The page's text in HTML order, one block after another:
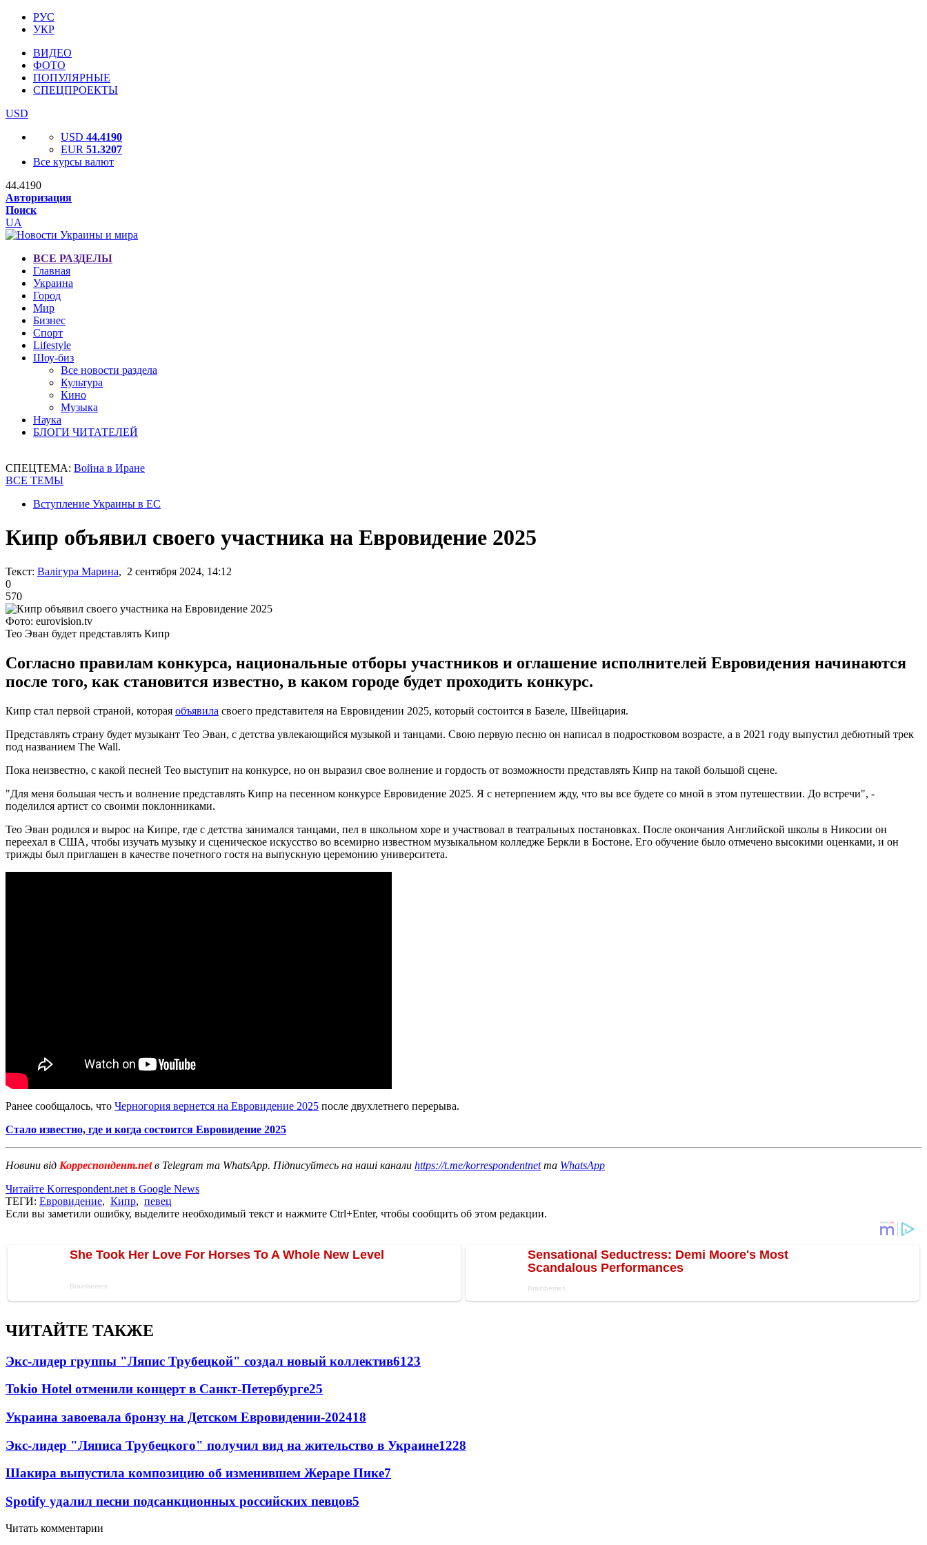
РУС
УКР
ВИДЕО
ФОТО
ПОПУЛЯРНЫЕ
СПЕЦПРОЕКТЫ
USD
USD 44.4190
EUR 51.3207
Все курсы валют
44.4190
Авторизация
Поиск
UA
ВСЕ РАЗДЕЛЫ
Главная
Украина
Город
Мир
Бизнес
Спорт
Lifestyle
Шоу-биз
Все новости раздела
Культура
Кино
Музыка
Наука
БЛОГИ ЧИТАТЕЛЕЙ
СПЕЦТЕМА: Война в Иране
ВСЕ ТЕМЫ
Вступление Украины в ЕС
Кипр объявил своего участника на Евровидение 2025
Текст: Валігура Марина, 2 сентября 2024, 14:12
0
570
Фото: eurovision.tv
Тео Эван будет представлять Кипр
Согласно правилам конкурса, национальные отборы участников и оглашение исполнителей Евровидения начинаются
после того, как становится известно, в каком городе будет проходить конкурс.
Кипр стал первой страной, которая объявила своего представителя на Евровидении 2025, который состоится в Базеле, Швейцария.
Представлять страну будет музыкант Тео Эван, с детства увлекающийся музыкой и танцами. Свою первую песню он написал в подростковом возрасте, а в 2021 году выпустил дебютный трек
под названием The Wall.
Пока неизвестно, с какой песней Тео выступит на конкурсе, но он выразил свое волнение и гордость от возможности представлять Кипр на такой большой сцене.
"Для меня большая честь и волнение представлять Кипр на песенном конкурсе Евровидение 2025. Я с нетерпением жду, что вы все будете со мной в этом путешествии. До встречи", -
поделился артист со своими поклонниками.
Тео Эван родился и вырос на Кипре, где с детства занимался танцами, пел в школьном хоре и участвовал в театральных постановках. После окончания Английской школы в Никосии он
переехал в США, чтобы изучать музыку и сценическое искусство во всемирно известном музыкальном колледже Беркли в Бостоне. Его обучение было отмечено высокими оценками, и он
трижды был приглашен в качестве почетного гостя на выпускную церемонию университета.
Ранее сообщалось, что Черногория вернется на Евровидение 2025 после двухлетнего перерыва.
Стало известно, где и когда состоится Евровидение 2025
Новини від Корреспондент.netв Telegram та WhatsApp. Підписуйтесь на наші канали https://t.me/korrespondentnetта WhatsApp
Читайте Korrespondent.net в Google News
ТЕГИ: Евровидение, Кипр, певец
Если вы заметили ошибку, выделите необходимый текст и нажмите Ctrl+Enter, чтобы сообщить об этом редакции.
ЧИТАЙТЕ ТАКЖЕ
Экс-лидер группы "Ляпис Трубецкой" создал новый коллектив6123
Tokio Hotel отменили концерт в Санкт-Петербурге25
Украина завоевала бронзу на Детском Евровидении-202418
Экс-лидер "Ляписа Трубецкого" получил вид на жительство в Украине1228
Шакира выпустила композицию об изменившем Жераре Пике7
Spotify удалил песни подсанкционных российских певцов5
Читать комментарии